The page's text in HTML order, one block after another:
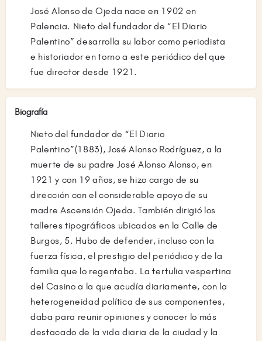
José Alonso de Ojeda nace en 1902 en
Palencia. Nieto del fundador de “El Diario
Palentino” desarrolla su labor como periodista
e historiador en torno a este periódico del que
fue director desde 1921.
Biografía
Nieto del fundador de “El Diario
Palentino”(1883), José Alonso Rodríguez, a la
muerte de su padre José Alonso Alonso, en
1921 y con 19 años, se hizo cargo de su
dirección con el considerable apoyo de su
madre Ascensión Ojeda. También dirigió los
talleres tipográficos ubicados en la Calle de
Burgos, 5. Hubo de defender, incluso con la
fuerza física, el prestigio del periódico y de la
familia que lo regentaba. La tertulia vespertina
del Casino a la que acudía diariamente, con la
heterogeneidad política de sus componentes,
daba para reunir opiniones y conocer lo más
destacado de la vida diaria de la ciudad y la